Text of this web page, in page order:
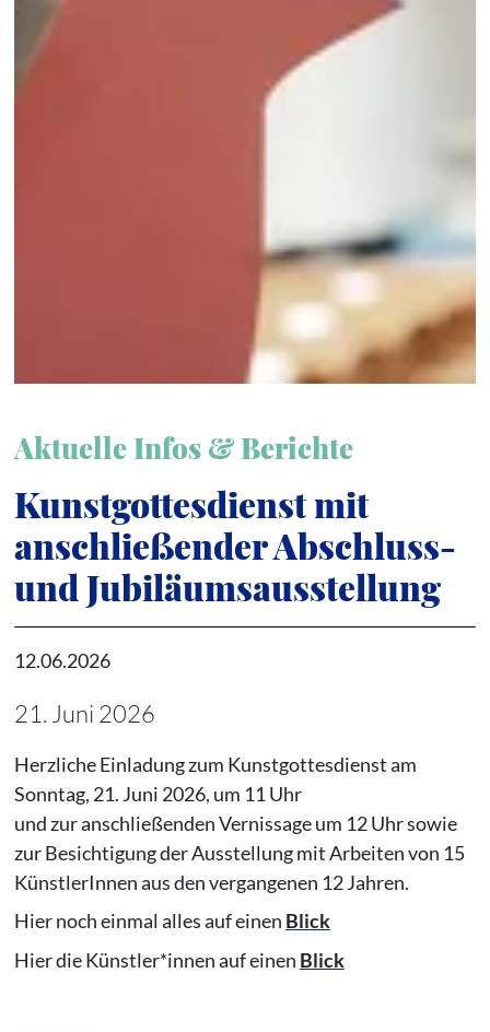
Aktuelle Infos & Berichte
Kunstgottesdienst mit
anschließender Abschluss-
und Jubiläumsausstellung
12.06.2026
21. Juni 2026
Herzliche Einladung zum Kunstgottesdienst am
Sonntag, 21. Juni 2026, um 11 Uhr
und zur anschließenden Vernissage um 12 Uhr sowie
zur Besichtigung der Ausstellung mit Arbeiten von 15
KünstlerInnen aus den vergangenen 12 Jahren.
Hier noch einmal alles auf einen Blick
Hier die Künstler*innen auf einen Blick